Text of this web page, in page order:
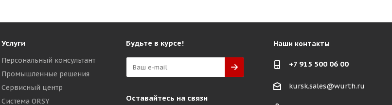
Услуги
Персональный консультант
Промышленные решения
Сервисный центр
Система ORSY
Будьте в курсе!
Оставайтесь на связи
Наши контакты
+7 915 500 06 00
kursk.sales@wurth.ru